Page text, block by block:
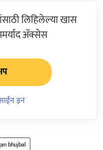
लिहिलेल्या खास
ॲक्सेस
इन
bhujbal